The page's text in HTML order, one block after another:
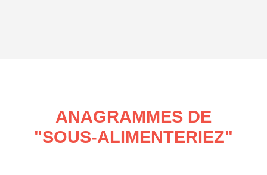
ANAGRAMMES DE
"SOUS-ALIMENTERIEZ"